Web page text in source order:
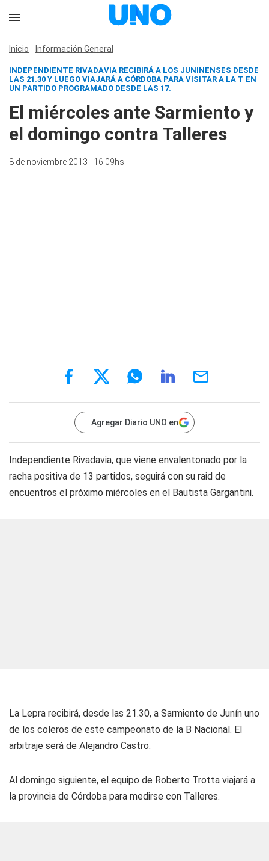
Inicio Información General
INDEPENDIENTE RIVADAVIA RECIBIRÁ A LOS JUNINENSES DESDE
LAS 21.30 Y LUEGO VIAJARÁ A CÓRDOBA PARA VISITAR A LA T EN
UN PARTIDO PROGRAMADO DESDE LAS 17.
El miércoles ante Sarmiento y
el domingo contra Talleres
8 de noviembre 2013 - 16:09hs
Agregar Diario UNO en
Independiente Rivadavia, que viene envalentonado por la
racha positiva de 13 partidos, seguirá con su raid de
encuentros el próximo miércoles en el Bautista Gargantini.
La Lepra recibirá, desde las 21.30, a Sarmiento de Junín uno
de los coleros de este campeonato de la B Nacional. El
arbitraje será de Alejandro Castro.
Al domingo siguiente, el equipo de Roberto Trotta viajará a
la provincia de Córdoba para medirse con Talleres.